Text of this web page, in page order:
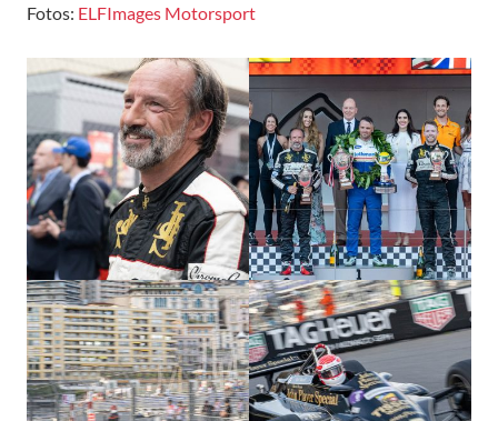
Fotos: ELFImages Motorsport